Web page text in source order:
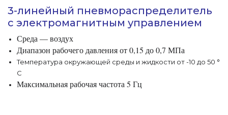
3-линейный пневмораспределитель
с электромагнитным управлением
Среда — воздух
Диапазон рабочего давления от 0,15 до 0,7 МПа
Температура окружающей среды и жидкости от -10 до 50 °
C
Максимальная рабочая частота 5 Гц